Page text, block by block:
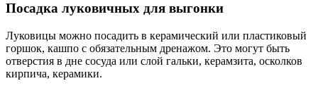
Посадка луковичных для выгонки
Луковицы можно посадить в керамический или пластиковый
горшок, кашпо с обязательным дренажом. Это могут быть
отверстия в дне сосуда или слой гальки, керамзита, осколков
кирпича, керамики.